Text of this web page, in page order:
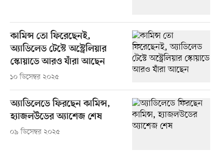
কামিন্স তো ফিরেছেনই,
অ্যাডিলেড টেস্টে অস্ট্রেলিয়ার
স্কোয়াডে আরও যাঁরা আছেন
১০ ডিসেম্বর ২০২৫
অ্যাডিলেডে ফিরছেন কামিন্স,
হ্যাজলউডের অ্যাশেজ শেষ
০৯ ডিসেম্বর ২০২৫